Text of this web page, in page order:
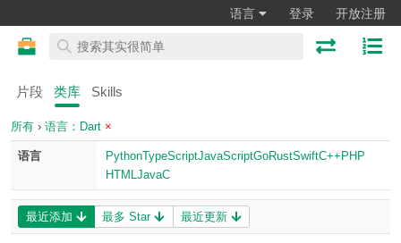
语言 登录 开放注册
片段 类库 Skills
所有 › 语言：Dart ×
语言 PythonTypeScriptJavaScriptGoRustSwiftC++ PHP
HTMLJavaC
最近添加 最多 Star 最近更新